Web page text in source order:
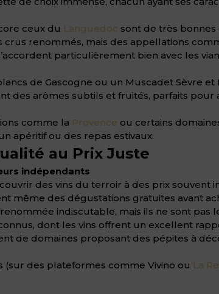
ceux du Languedoc sont de très bonnes
crus renommés, mais des appellations
particulièrement bien avec les
de Gascogne ou un Muscadet Sèvre et
des arômes subtils et fruités, parfaits
comme la Provence ou certains
apéritif ou des repas estivaux.
au Prix Juste
indépendants
des vins du terroir à des prix souvent
même des dégustations gratuites avant
indiscutable, mais ils ne sont pas
dont les vins offrent un excellent
de domaines proposant des pépites à
(sur des plateformes comme Vivino ou La